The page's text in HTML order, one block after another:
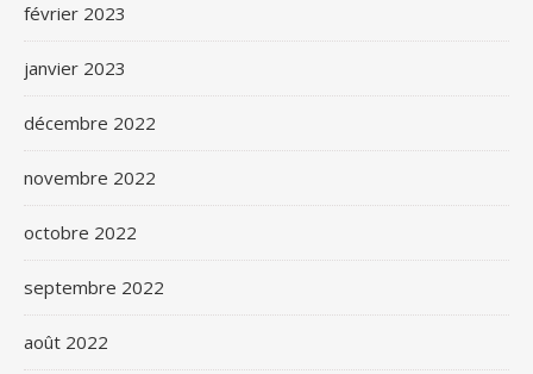
février 2023
janvier 2023
décembre 2022
novembre 2022
octobre 2022
septembre 2022
août 2022